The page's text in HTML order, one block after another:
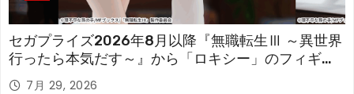
セガプライズ2026年8月以降『無職転生Ⅲ ～異世界
行ったら本気だす～』から「ロキシー」のフィギュ
アが登場！
7月 29, 2026